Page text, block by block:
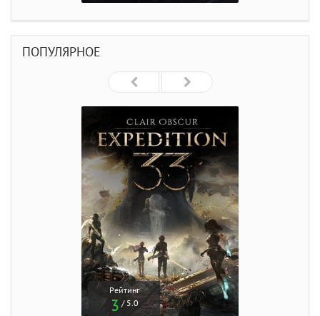
ПОПУЛЯРНОЕ
Рейтинг
3 / 5.0